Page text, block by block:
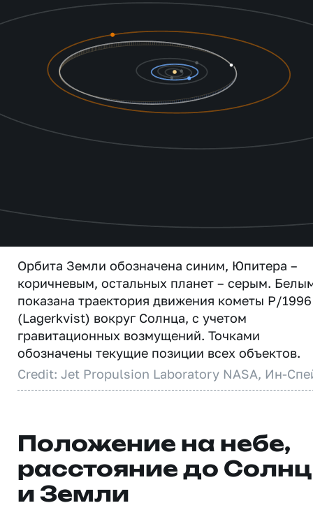
Орбита Земли обозначена синим, Юпитера –
коричневым, остальных планет – серым.
показана траектория движения кометы P/1996
(Lagerkvist) вокруг Солнца, с учетом
гравитационных возмущений. Точками
обозначены текущие позиции всех объектов.
Credit: Jet Propulsion Laboratory NASA, Ин-
Положение на небе,
расстояние до
и Земли